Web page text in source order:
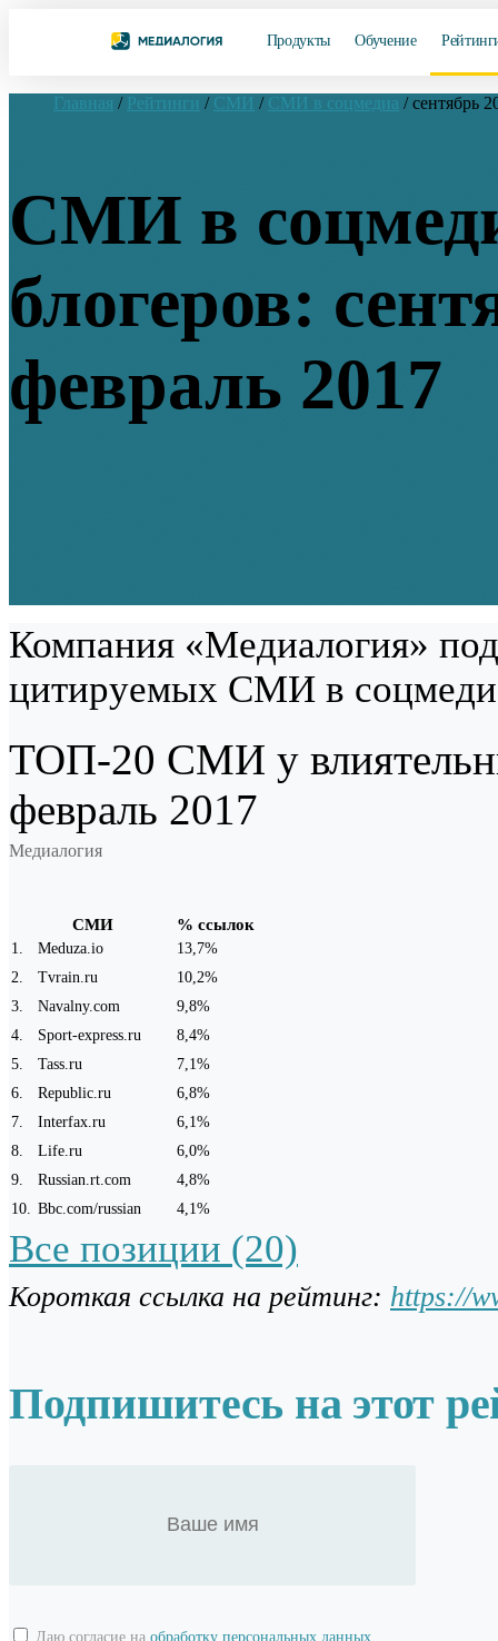
Продукты Обучение
Главная / Рейтинги / СМИ / СМИ в соцмедиа / сентябрь
СМИ в
блогеров:
февраль 2017
Компания «Медиалогия»
цитируемых СМИ в
ТОП-20 СМИ у
февраль 2017
Медиалогия
СМИ % ссылок
1 Meduza.io
13,7%
2
Tvrain.ru
10,2%
3
Navalny.com
9,8%
4
Sport-express.ru
8,4%
5
Tass.ru
7,1%
6
Republic.ru
6,8%
7
Interfax.ru
6,1%
8
Life.ru
6,0%
9
Russian.rt.com
4,8%
10
Bbc.com/russian 4,1%
Все позиции (20)
Короткая ссылка на рейтинг: https://
Подпишитесь на этот
Даю согласие на обработку персональных данных